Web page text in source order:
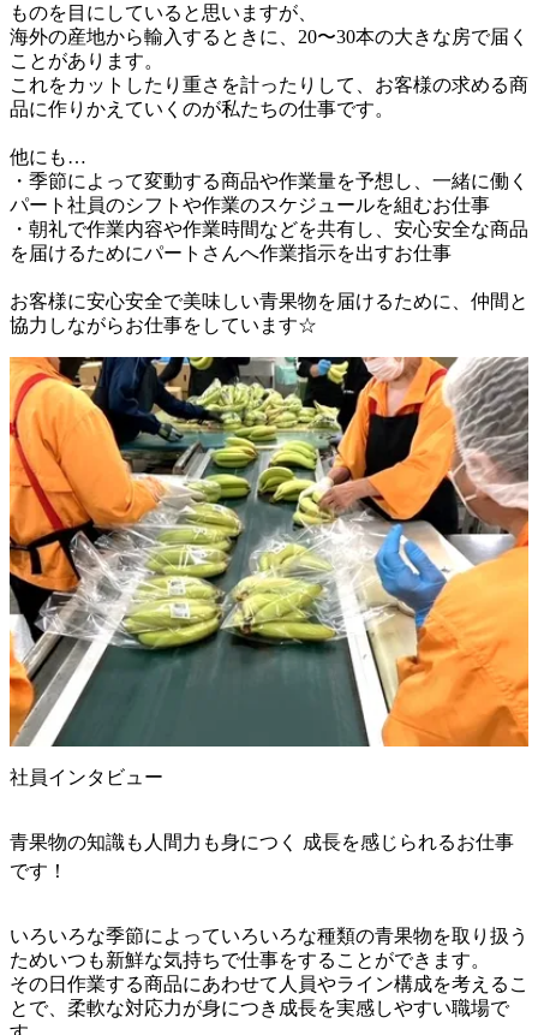
ものを目にしていると思いますが、
海外の産地から輸入するときに、20〜30本の大きな房で届く
ことがあります。
これをカットしたり重さを計ったりして、お客様の求める商
品に作りかえていくのが私たちの仕事です。
他にも…
・季節によって変動する商品や作業量を予想し、一緒に働く
パート社員のシフトや作業のスケジュールを組むお仕事
・朝礼で作業内容や作業時間などを共有し、​安心安全な商品
を届けるために​パートさんへ作業指示を​出すお仕事
​お客様に安心安全で美味しい青果物を届けるために、仲間と
協力しながらお仕事をしています☆
社員インタビュー
青果物の知識も人間力も身につく 成長を感じられるお仕事
です！
いろいろな季節によっていろいろな種類の青果物を取り扱う
ためいつも新鮮な気持ちで仕事をすることができます。
その日作業する商品にあわせて人員やライン構成を考えるこ
とで、柔軟な対応力が身につき成長を実感しやすい職場で